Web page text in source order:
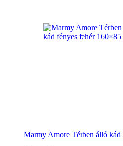
Marmy Amore Térben álló kád